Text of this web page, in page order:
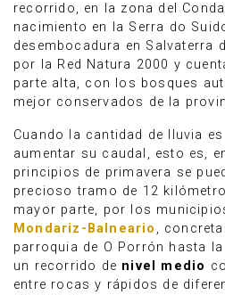
recorrido, en la zona del
nacimiento en la Serra do
desembocadura en Salvaterra
por la Red Natura 2000 y
parte alta, con los bosques
mejor conservados de la
Cuando la cantidad de lluvia
aumentar su caudal, esto es,
principios de primavera se
precioso tramo de 12
mayor parte, por los
Mondariz-Balneario ,
parroquia de O Porrón hasta
un recorrido de nivel medio
entre rocas y rápidos de